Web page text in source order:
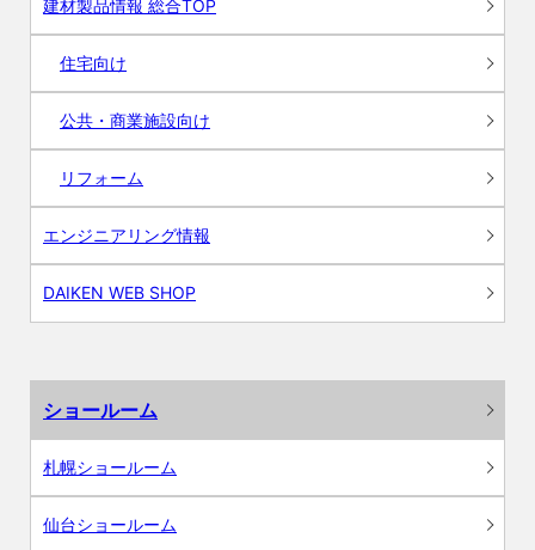
建材製品情報 総合TOP
住宅向け
公共・商業施設向け
リフォーム
エンジニアリング情報
DAIKEN WEB SHOP
ショールーム
札幌ショールーム
仙台ショールーム